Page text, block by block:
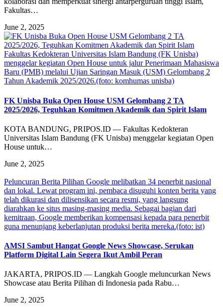
Fakultas…
June 2, 2025
Fakultas Kedokteran Universitas Islam Bandung (FK Unisba)
menggelar kegiatan Open House untuk jalur Penerimaan Mahasiswa
Baru (PMB) melalui Ujian Saringan Masuk (USM) Gelombang 2
Tahun Akademik 2025/2026.(foto: komhumas unisba)
FK Unisba Buka Open House USM Gelombang 2 TA
2025/2026, Teguhkan Komitmen Akademik dan Spirit Islam
KOTA BANDUNG, PRIPOS.ID — Fakultas Kedokteran
Universitas Islam Bandung (FK Unisba) menggelar kegiatan Open
House untuk…
June 2, 2025
Peluncuran Berita Pilihan Google melibatkan 34 penerbit nasional
dan lokal. Lewat program ini, pembaca disuguhi konten berita yang
telah dikurasi dan dilisensikan secara resmi, yang langsung
diarahkan ke situs masing-masing media. Sebagai bagian dari
kemitraan, Google memberikan kompensasi kepada para penerbit
guna menunjang keberlanjutan produksi berita mereka.(foto: ist)
AMSI Sambut Hangat Google News Showcase, Serukan
Platform Digital Lain Segera Ikut Ambil Peran
JAKARTA, PRIPOS.ID — Langkah Google meluncurkan News
Showcase atau Berita Pilihan di Indonesia pada Rabu…
June 2, 2025